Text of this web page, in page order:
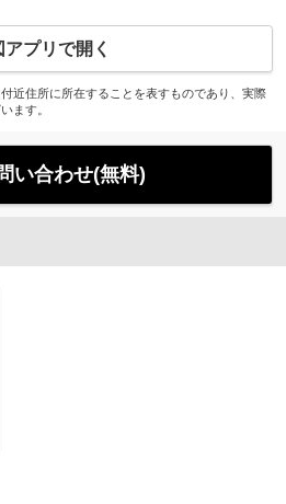
アプリで開く
近住所に所在することを表すものであり、実際
ます。
い合わせ(無料)